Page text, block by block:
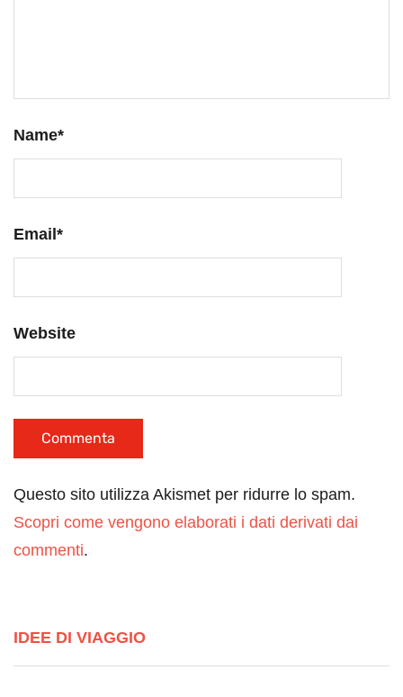
Name*
Email *
Website
Questo sito utilizza Akismet per ridurre lo spam.
Scopri come vengono elaborati i dati derivati dai
commenti.
IDEE DI VIAGGIO